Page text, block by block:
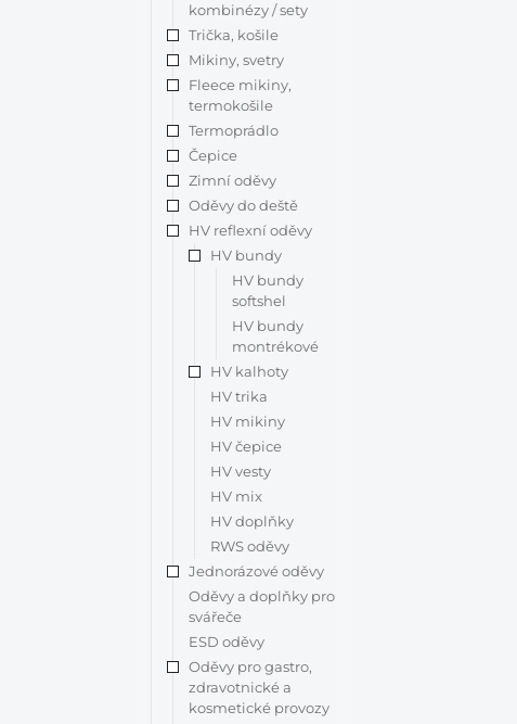
kombinézy / sety
Trička, košile
Mikiny, svetry
Fleece mikiny,
termokošile
Termoprádlo
Čepice
Zimní oděvy
Oděvy do deště
HV reflexní oděvy
HV bundy
HV bundy
softshel
HV bundy
montrékové
HV kalhoty
HV trika
HV mikiny
HV čepice
HV vesty
HV mix
HV doplňky
RWS oděvy
Jednorázové oděvy
Oděvy a doplňky pro
svářeče
ESD oděvy
Oděvy pro gastro,
zdravotnické a
kosmetické provozy